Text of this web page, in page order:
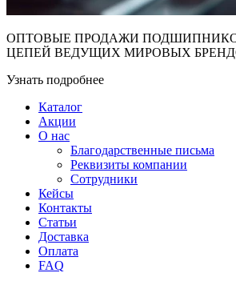
ОПТОВЫЕ ПРОДАЖИ
ЦЕПЕЙ ВЕДУЩИХ МИРОВЫХ
Узнать подробнее
Каталог
Акции
О нас
Благодарственные письма
Реквизиты компании
Сотрудники
Кейсы
Контакты
Статьи
Доставка
Оплата
FAQ